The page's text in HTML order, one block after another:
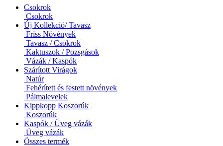
Csokrok
Csokrok
Új Kollekció/ Tavasz
Friss Növények
Tavasz / Csokrok
Kaktuszok / Pozsgások
Vázák / Kaspók
Szárított Virágok
Natúr
Fehérített és festett növények
Pálmalevelek
Kippkopp Koszorúk
Koszorúk
Kaspók / Üveg vázák
Üveg vázák
Összes termék